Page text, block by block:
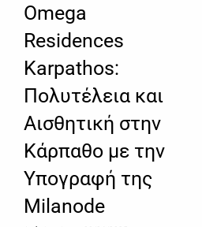
Omega
Residences
Karpathos:
Πολυτέλεια και
Αισθητική στην
Κάρπαθο με την
Υπογραφή της
Milanode